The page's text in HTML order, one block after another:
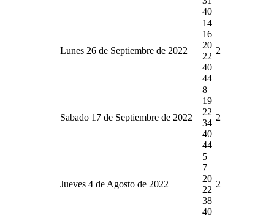
40
Lunes 26 de Septiembre de 2022
14
16
20
22
40
44
2
Sabado 17 de Septiembre de 2022
8
19
22
34
40
44
2
Jueves 4 de Agosto de 2022
5
7
20
22
38
40
2